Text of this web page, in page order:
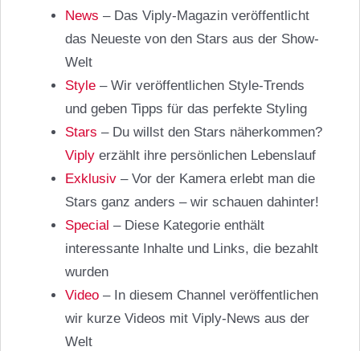
News – Das Viply-Magazin veröffentlicht
das Neueste von den Stars aus der Show-
Welt
Style– Wir veröffentlichen Style-Trends
und geben Tipps für das perfekte Styling
Stars – Du willst den Stars näherkommen?
Viplyerzählt ihre persönlichen Lebenslauf
Exklusiv– Vor der Kamera erlebt man die
Stars ganz anders – wir schauen dahinter!
Special – Diese Kategorie enthält
interessante Inhalte und Links, die bezahlt
wurden
Video– In diesem Channel veröffentlichen
wir kurze Videos mit Viply-News aus der
Welt